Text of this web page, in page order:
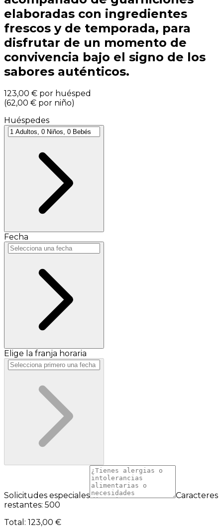
elaboradas con ingredientes
frescos y de temporada, para
disfrutar de un momento de
convivencia bajo el signo de los
sabores auténticos.
123,00 € por huésped
(62,00 € por niño)
Huéspedes
Fecha
Elige la franja horaria
Solicitudes especiales
Caracteres
restantes: 500
Total : 123,00 €